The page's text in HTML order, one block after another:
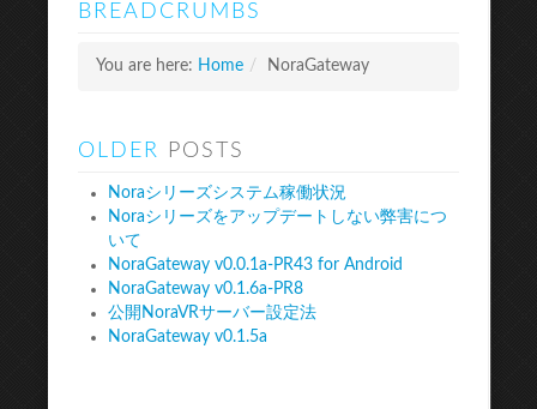
BREADCRUMBS
You are here: Home / NoraGateway
OLDER POSTS
Noraシリーズシステム稼働状況
Noraシリーズをアップデートしない弊害につ
いて
NoraGateway v0.0.1a-PR43 for Android
NoraGateway v0.1.6a-PR8
公開NoraVRサーバー設定法
NoraGateway v0.1.5a